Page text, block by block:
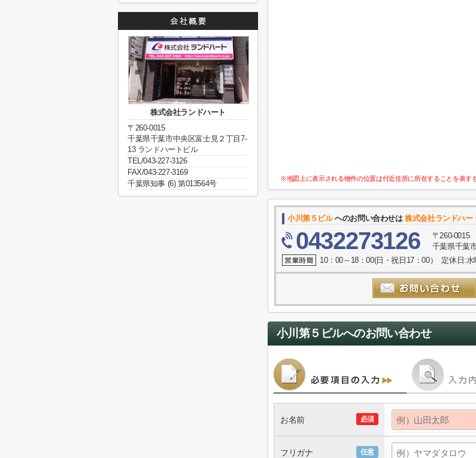
※地図上に表示される物件の位置は付近住所に所在することを表す
小川第５ビルへのお問い合わせは株式会社ランドハー
0432273126
〒260-0015
千葉県千葉
10：00～18：00(日・祝日17：00） 定休日:水
小川第５ビルへのお問い合わせ
必須
お名前
任意
フリガナ
株式会社ランドハート
〒260-0015
千葉県千葉市中央区富士見２丁目7-
13 ランドハートビル
TEL/043-227-3126
FAX/043-227-3169
千葉県知事 (6) 第013564号